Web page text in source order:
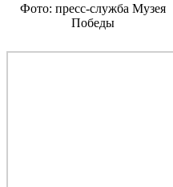
Фото: пресс-служба Музея
Победы